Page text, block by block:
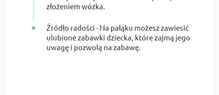
złożeniem wózka.
Źródło radości - Na pałąku możesz zawiesić
ulubione zabawki dziecka, które zajmą jego
uwagę i pozwolą na zabawę.